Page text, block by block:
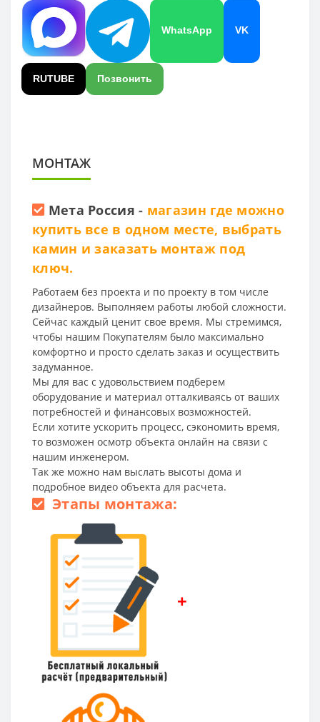
WhatsApp VK
RUTUBE Позвонить
МОНТАЖ
Мета Россия - магазин где можно
купить все в одном месте, выбрать
камин и заказать монтаж под
ключ.
Работаем без проекта и по проекту в том числе
дизайнеров. Выполняем работы любой сложности.
Сейчас каждый ценит свое время. Мы стремимся,
чтобы нашим Покупателям было максимально
комфортно и просто сделать заказ и осуществить
задуманное.
Мы для вас с удовольствием подберем
оборудование и материал отталкиваясь от ваших
потребностей и финансовых возможностей.
Если хотите ускорить процесс, сэкономить время,
то возможен осмотр объекта онлайн на связи с
нашим инженером.
Так же можно нам выслать высоты дома и
подробное видео объекта для расчета.
Этапы монтажа:
+